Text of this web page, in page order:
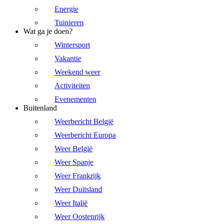
Energie
Tuinieren
Wat ga je doen?
Wintersport
Vakantie
Weekend weer
Activiteiten
Evenementen
Buitenland
Weerbericht België
Weerbericht Europa
Weer België
Weer Spanje
Weer Frankrijk
Weer Duitsland
Weer Italië
Weer Oostenrijk